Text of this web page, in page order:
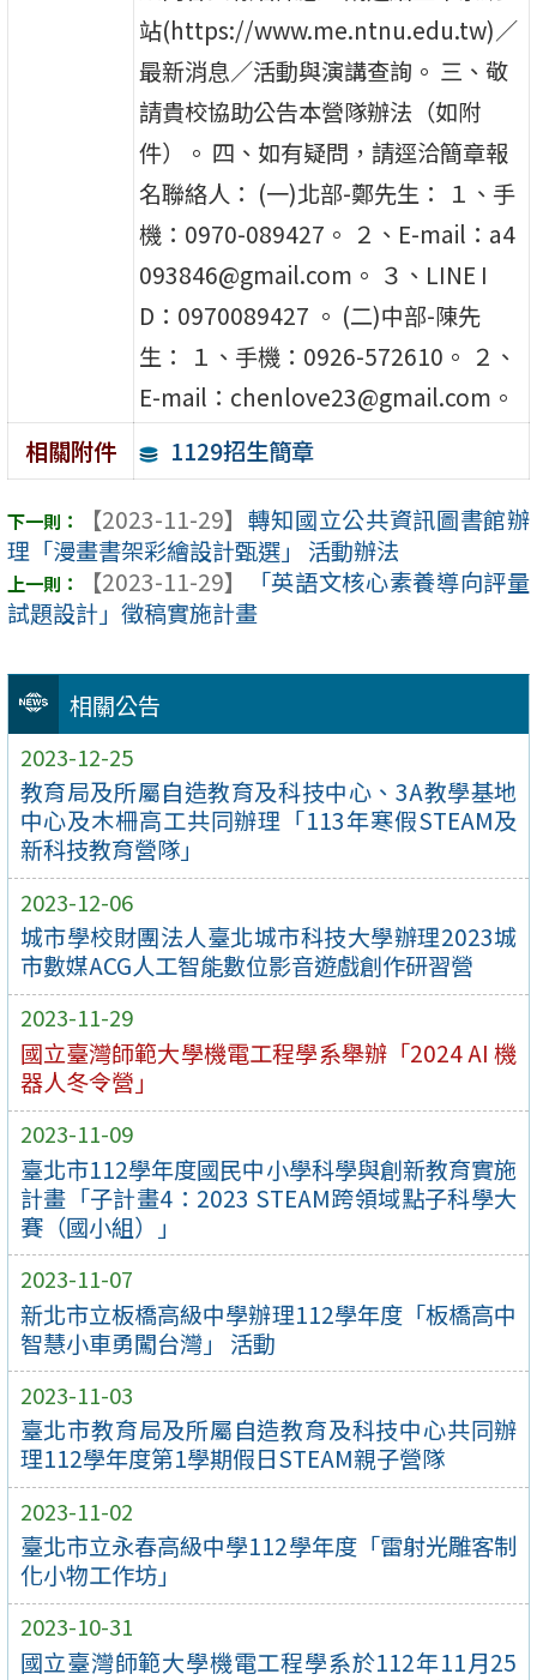
相關公告
2023-12-25
教育局及所屬自造教育及科技中心、3A教學基地
中心及木柵高工共同辦理「113年寒假STEAM及
新科技教育營隊」
2023-12-06
城市學校財團法人臺北城市科技大學辦理2023城
市數媒ACG人工智能數位影音遊戲創作研習營
2023-11-29
國立臺灣師範大學機電工程學系舉辦「2024 AI 機
器人冬令營」
2023-11-09
臺北市112學年度國民中小學科學與創新教育實施
計畫「子計畫4：2023 STEAM跨領域點子科學大
賽（國小組）」
2023-11-07
新北市立板橋高級中學辦理112學年度「板橋高中
智慧小車勇闖台灣」 活動
2023-11-03
臺北市教育局及所屬自造教育及科技中心共同辦
理112學年度第1學期假日STEAM親子營隊
2023-11-02
臺北市立永春高級中學112學年度「雷射光雕客制
化小物工作坊」
2023-10-31
國立臺灣師範大學機電工程學系於112年11月25
站(https://www.me.ntnu.edu.tw)／
最新消息／活動與演講查詢。 三、敬
請貴校協助公告本營隊辦法（如附
件）。 四、如有疑問，請逕洽簡章報
名聯絡人： (一)北部-鄭先生： １、手
機：0970-089427。 ２、E-mail：a4
093846@gmail.com。 ３、LINE I
D：0970089427 。 (二)中部-陳先
生： １、手機：0926-572610。 ２、
E-mail：chenlove23@gmail.com。
相關附件
1129招生簡章
【2023-11-29】 轉知國立公共資訊圖書館辦
理「漫畫書架彩繪設計甄選」 活動辦法
【2023-11-29】
「英語文核心素養導向評量
試題設計」徵稿實施計畫